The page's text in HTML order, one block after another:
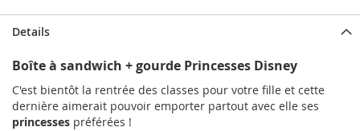
Details
Boîte à sandwich + gourde Princesses Disney
C'est bientôt la rentrée des classes pour votre fille et cette
dernière aimerait pouvoir emporter partout avec elle ses
princesses préférées !